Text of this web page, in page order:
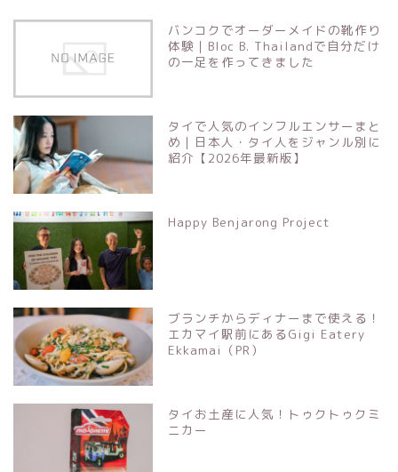
バンコクでオーダーメイドの靴作り
体験｜Bloc B. Thailandで自分だけ
の一足を作ってきました
タイで人気のインフルエンサーまと
め｜日本人・タイ人をジャンル別に
紹介【2026年最新版】
Happy Benjarong Project
ブランチからディナーまで使える！
エカマイ駅前にあるGigi Eatery
Ekkamai（PR）
タイお土産に人気！トゥクトゥクミ
ニカー